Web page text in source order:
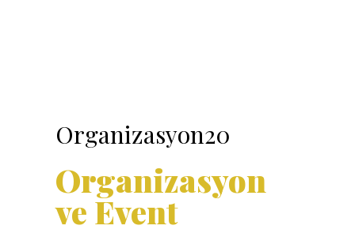
Organizasyon20
Organizasyon
ve Event